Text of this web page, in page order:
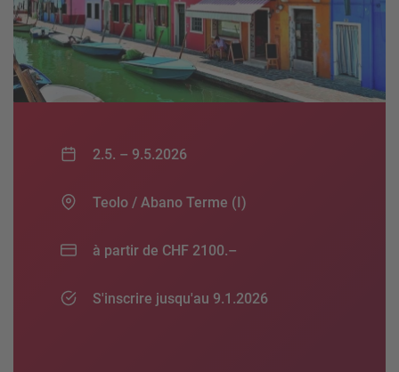
2.5. – 9.5.2026
Teolo / Abano Terme (I)
à partir de CHF 2100.–
S'inscrire jusqu'au 9.1.2026